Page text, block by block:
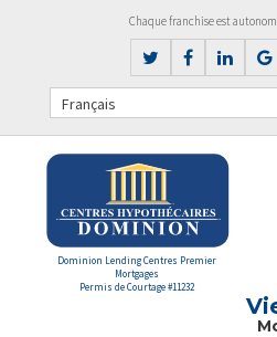
Chaque franchise est
Français
Dominion Lending Centres Premier
Mortgages
Permis de Courtage #11232